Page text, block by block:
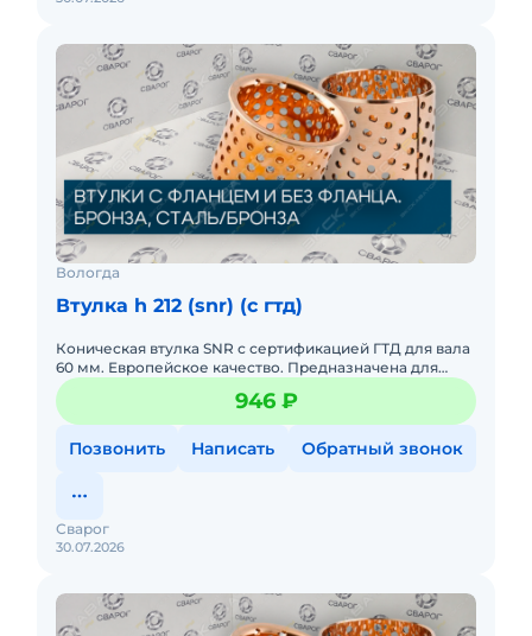
Вологда
Втулка h 212 (snr) (c гтд)
Коническая втулка SNR с сертификацией ГТД для вала
60 мм. Европейское качество. Предназначена для
фиксации подшипников в узлах с повышенными
требованиями к наде
946 ₽
Позвонить Написать Обратный звонок
30.07.2026
Сварог